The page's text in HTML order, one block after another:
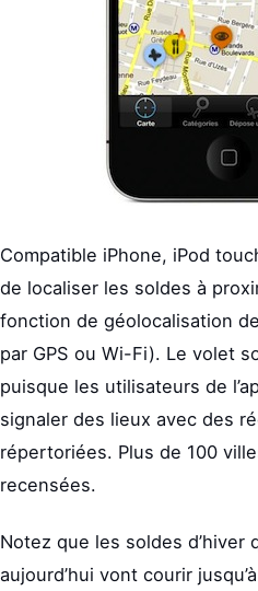
Compatible iPhone, iPod
de localiser les soldes à
fonction de géolocalisation
par GPS ou Wi-Fi). Le volet
puisque les utilisateurs de
signaler des lieux avec des
répertoriées. Plus de 100
recensées.
Notez que les soldes d’hiver
aujourd’hui vont courir